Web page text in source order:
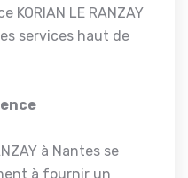
KORIAN LE RANZAY
services haut de
à Nantes se
à fournir un